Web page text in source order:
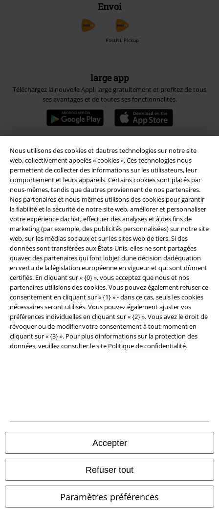
Nous utilisons des cookies et dautres technologies sur notre site
web, collectivement appelés « cookies ». Ces technologies nous
permettent de collecter des informations sur les utilisateurs, leur
comportement et leurs appareils. Certains cookies sont placés par
nous-mêmes, tandis que dautres proviennent de nos partenaires.
Nos partenaires et nous-mêmes utilisons des cookies pour garantir
la fiabilité et la sécurité de notre site web, améliorer et personnaliser
votre expérience dachat, effectuer des analyses et à des fins de
marketing (par exemple, des publicités personnalisées) sur notre site
web, sur les médias sociaux et sur les sites web de tiers. Si des
données sont transférées aux États-Unis, elles ne sont partagées
quavec des partenaires qui font lobjet dune décision dadéquation
en vertu de la législation européenne en vigueur et qui sont dûment
certifiés. En cliquant sur « {0} », vous acceptez que nous et nos
partenaires utilisions des cookies. Vous pouvez également refuser ce
consentement en cliquant sur « {1} » - dans ce cas, seuls les cookies
nécessaires seront utilisés. Vous pouvez également ajuster vos
préférences individuelles en cliquant sur « {2} ». Vous avez le droit de
révoquer ou de modifier votre consentement à tout moment en
cliquant sur « {3} ». Pour plus dinformations sur la protection des
données, veuillez consulter le site Politique de confidentialité.
Accepter
Refuser tout
Paramètres préférences
Envoi
PostNL Pickup
large app
Téléchargez la nouvelle Appli large gratuitement et profitez de tous
ses avantages et de toutes ses fonctionnalités.
A Warner Music Group Company
Sécurité
Clauses de confidentialité
Élimination des déchets et protection de l'environnement
Informations sur l'accessibilité